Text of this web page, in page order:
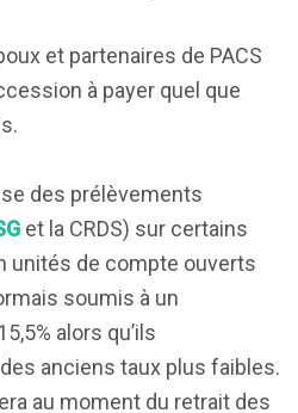
et partenaires de PACS
à payer quel que
des prélèvements
et la CRDS) sur certains
unités de compte ouverts
soumis à un
alors qu’ils
anciens taux plus faibles.
au moment du retrait des